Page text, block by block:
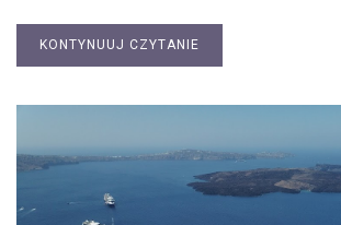
KONTYNUUJ CZYTANIE